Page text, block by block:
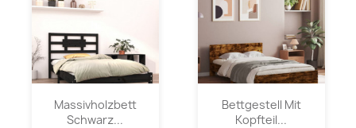
Massivholzbett
Schwarz...
Bettgestell Mit
Kopfteil...